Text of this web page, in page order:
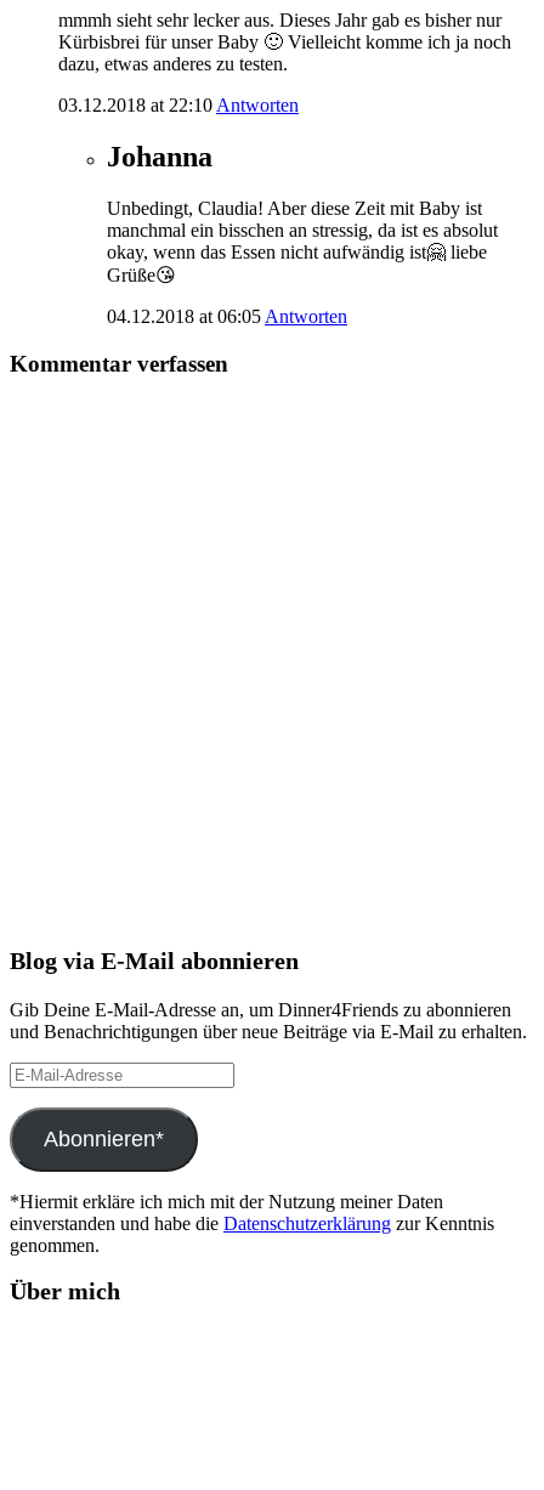
mmmh sieht sehr lecker aus. Dieses Jahr gab es bisher nur
Kürbisbrei für unser Baby 🙂 Vielleicht komme ich ja noch
dazu, etwas anderes zu testen.
03.12.2018 at 22:10Antworten
Johanna
Unbedingt, Claudia! Aber diese Zeit mit Baby ist
manchmal ein bisschen an stressig, da ist es absolut
okay, wenn das Essen nicht aufwändig ist🤗 liebe
Grüße😘
04.12.2018 at 06:05 Antworten
Kommentar verfassen
Blog via E-Mail abonnieren
Gib Deine E-Mail-Adresse an, um Dinner4Friends zu abonnieren
und Benachrichtigungen über neue Beiträge via E-Mail zu erhalten.
E-
Mail-
Adresse
Abonnieren*
*Hiermit erkläre ich mich mit der Nutzung meiner Daten
einverstanden und habe die Datenschutzerklärung zur Kenntnis
genommen.
Über mich